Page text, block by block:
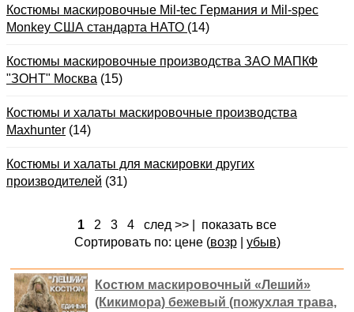
Костюмы маскировочные Mil-tec Германия и Mil-spec
Monkey США стандарта НАТО (14)
Костюмы маскировочные производства ЗАО МАПКФ
"ЗОНТ" Москва (15)
Костюмы и халаты маскировочные производства
Maxhunter (14)
Костюмы и халаты для маскировки других
производителей (31)
1 2 3 4 след >>
показать все
Сортировать по: цене (возр| убыв)
Костюм маскировочный «Леший»
(Кикимора) бежевый (пожухлая трава,